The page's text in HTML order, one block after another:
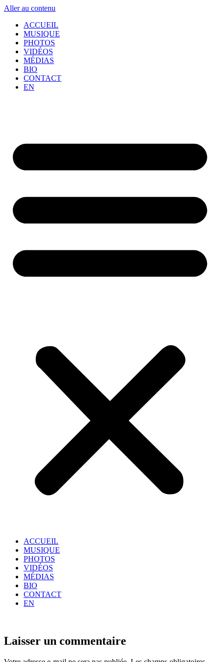
Aller au contenu
ACCUEIL
MUSIQUE
PHOTOS
VIDÉOS
MÉDIAS
BIO
CONTACT
EN
ACCUEIL
MUSIQUE
PHOTOS
VIDÉOS
MÉDIAS
BIO
CONTACT
EN
Laisser un commentaire